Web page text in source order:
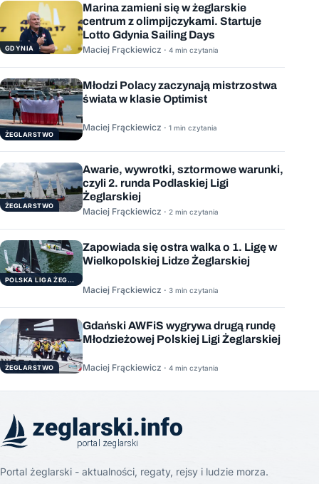
GDYNIA
Marina zamieni się w żeglarskie
centrum z olimpijczykami. Startuje
Lotto Gdynia Sailing Days
Maciej Frąckiewicz · 4 min czytania
ŻEGLARSTWO
Młodzi Polacy zaczynają mistrzostwa
świata w klasie Optimist
Maciej Frąckiewicz · 1 min czytania
ŻEGLARSTWO
Awarie, wywrotki, sztormowe warunki,
czyli 2. runda Podlaskiej Ligi
Żeglarskiej
Maciej Frąckiewicz · 2 min czytania
POLSKA LIGA ŻEGLARSKA
Zapowiada się ostra walka o 1. Ligę w
Wielkopolskiej Lidze Żeglarskiej
Maciej Frąckiewicz · 3 min czytania
ŻEGLARSTWO
Gdański AWFiS wygrywa drugą rundę
Młodzieżowej Polskiej Ligi Żeglarskiej
Maciej Frąckiewicz · 4 min czytania
Portal żeglarski - aktualności, regaty, rejsy i ludzie morza.